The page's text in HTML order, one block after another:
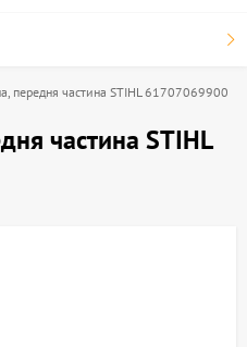
передня частина STIHL 61707069900
частина STIHL